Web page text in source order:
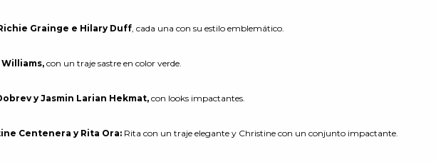
Grainge e Hilary Duff, cada una con su estilo emblemático.
Williams,con un traje sastre en color verde.
y Jasmin Larian Hekmat,con looks impactantes.
Centenera y Rita Ora: Rita con un traje elegante y Christine con un conjunto impactante.